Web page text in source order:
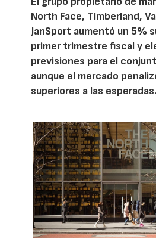
North Face, Timberland,
JanSport aumentó un 5%
primer trimestre fiscal y
previsiones para el
aunque el mercado
superiores a las esperadas.